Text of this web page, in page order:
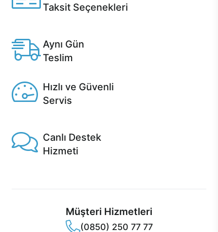
Taksit Seçenekleri
Aynı Gün
Teslim
Hızlı ve Güvenli
Servis
Canlı Destek
Hizmeti
Müşteri Hizmetleri
(0850) 250 77 77